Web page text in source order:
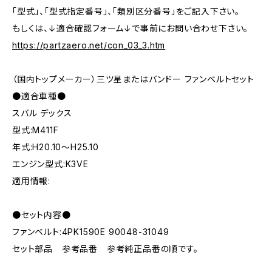
「型式」、「型式指定番号」、「類別区分番号」をご記入下さい。
もしくは、↓適合確認フォーム↓で事前にお問い合わせ下さい。
https://partzaero.net/con_03_3.htm
（国内トップメーカー）三ツ星またはバンドー ファンベルトセット
●適合車種●
スバル デックス
型式:M411F
年式:H20.10～H25.10
エンジン型式:K3VE
適用情報:
●セット内容●
ファンベルト:4PK1590E 90048-31049
セット部品 参考品番 参考純正品番の順です。